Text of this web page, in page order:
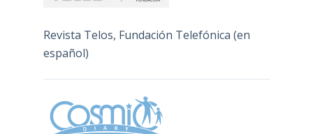
Revista Telos, Fundación Telefónica (en
español)